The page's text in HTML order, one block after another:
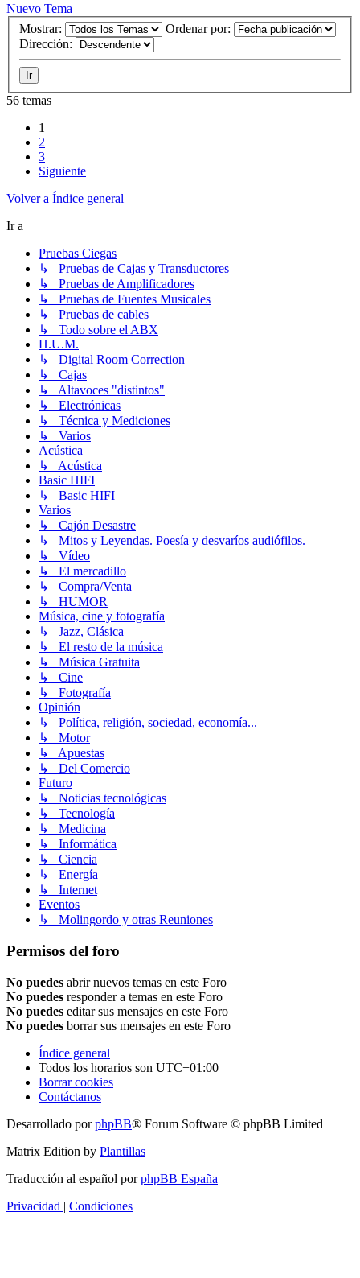
Nuevo Tema
Mostrar:
Ordenar por:
Dirección:
56 temas
1
2
3
Siguiente
Volver a Índice general
Ir a
Pruebas Ciegas
↳ Pruebas de Cajas y Transductores
↳ Pruebas de Amplificadores
↳ Pruebas de Fuentes Musicales
↳ Pruebas de cables
↳ Todo sobre el ABX
H.U.M.
↳ Digital Room Correction
↳ Cajas
↳ Altavoces "distintos"
↳ Electrónicas
↳ Técnica y Mediciones
↳ Varios
Acústica
↳ Acústica
Basic HIFI
↳ Basic HIFI
Varios
↳ Cajón Desastre
↳ Mitos y Leyendas. Poesía y desvaríos audiófilos.
↳ Vídeo
↳ El mercadillo
↳ Compra/Venta
↳ HUMOR
Música, cine y fotografía
↳ Jazz, Clásica
↳ El resto de la música
↳ Música Gratuita
↳ Cine
↳ Fotografía
Opinión
↳ Política, religión, sociedad, economía...
↳ Motor
↳ Apuestas
↳ Del Comercio
Futuro
↳ Noticias tecnológicas
↳ Tecnología
↳ Medicina
↳ Informática
↳ Ciencia
↳ Energía
↳ Internet
Eventos
↳ Molingordo y otras Reuniones
Permisos del foro
No puedes abrir nuevos temas en este Foro
No puedes responder a temas en este Foro
No puedes editar sus mensajes en este Foro
No puedes borrar sus mensajes en este Foro
Índice general
Todos los horarios son UTC+01:00
Borrar cookies
Contáctanos
Desarrollado porphpBB® Forum Software © phpBB Limited
Matrix Edition by Plantillas
Traducción al español porphpBB España
Privacidad | Condiciones